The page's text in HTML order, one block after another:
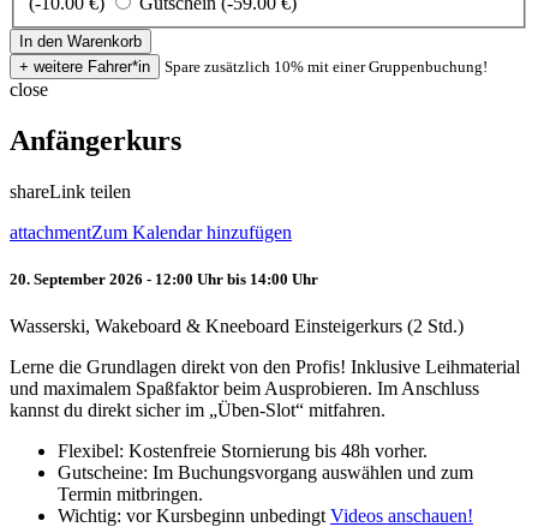
Spare zusätzlich 10% mit einer Gruppenbuchung!
close
Anfängerkurs
shareLink teilen
attachmentZum Kalendar hinzufügen
20. September 2026 - 12:00 Uhr bis 14:00 Uhr
Wasserski, Wakeboard & Kneeboard Einsteigerkurs (2 Std.)
Lerne die Grundlagen direkt von den Profis! Inklusive Leihmaterial
und maximalem Spaßfaktor beim Ausprobieren. Im Anschluss
kannst du direkt sicher im „Üben-Slot“ mitfahren.
Flexibel: Kostenfreie Stornierung bis 48h vorher.
Gutscheine: Im Buchungsvorgang auswählen und zum
Termin mitbringen.
Wichtig: vor Kursbeginn unbedingt Videos anschauen!